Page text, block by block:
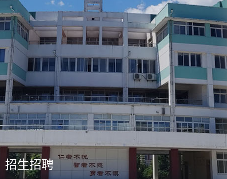
招生招聘